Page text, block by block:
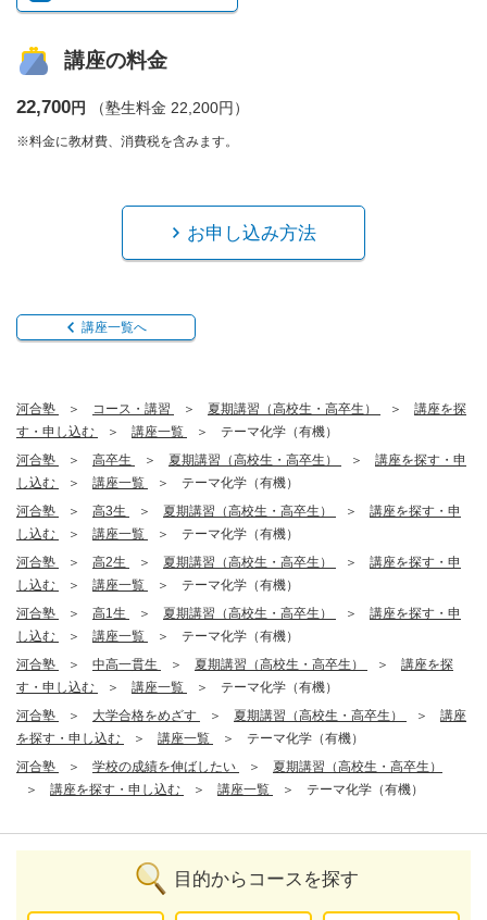
講座の料金
22,700円 （塾生料金 22,200円）
※料金に教材費、消費税を含みます。
お申し込み方法
講座一覧へ
河合塾 コース・講習 夏期講習（高校生・高卒生）
講座を探
す・申し込む
講座一覧
テーマ化学（有機）
河合塾
高卒生 夏期講習（高校生・高卒生）
講座を探す・申
し込む
講座一覧
テーマ化学（有機）
河合塾
高3生 夏期講習（高校生・高卒生）
講座を探す・申
し込む
講座一覧
テーマ化学（有機）
河合塾
高2生 夏期講習（高校生・高卒生）
講座を探す・申
し込む
講座一覧
テーマ化学（有機）
河合塾
高1生 夏期講習（高校生・高卒生）
講座を探す・申
し込む
講座一覧
テーマ化学（有機）
河合塾
中高一貫生 夏期講習（高校生・高卒生）
講座を探
す・申し込む
講座一覧
テーマ化学（有機）
河合塾
大学合格をめざす 夏期講習（高校生・高卒生）
講座
を探す・申し込む
講座一覧
テーマ化学（有機）
河合塾
学校の成績を伸ばしたい
夏期講習（高校生・高卒生）
講座を探す・申し込む
講座一覧 テーマ化学（有機）
目的からコースを探す